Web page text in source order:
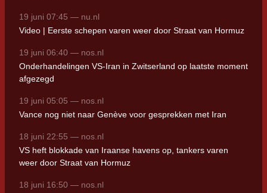
19 juni 07:45 — nu.nl
Video | Eerste schepen varen weer door Straat van Hormuz
19 juni 06:40 — nos.nl
Onderhandelingen VS-Iran in Zwitserland op laatste moment
afgezegd
19 juni 05:05 — nos.nl
Vance nog niet naar Genève voor gesprekken met Iran
18 juni 22:55 — nos.nl
VS heft blokkade van Iraanse havens op, tankers varen
weer door Straat van Hormuz
18 juni 16:50 — nos.nl